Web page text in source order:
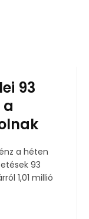
93
a héten
1,01 millió